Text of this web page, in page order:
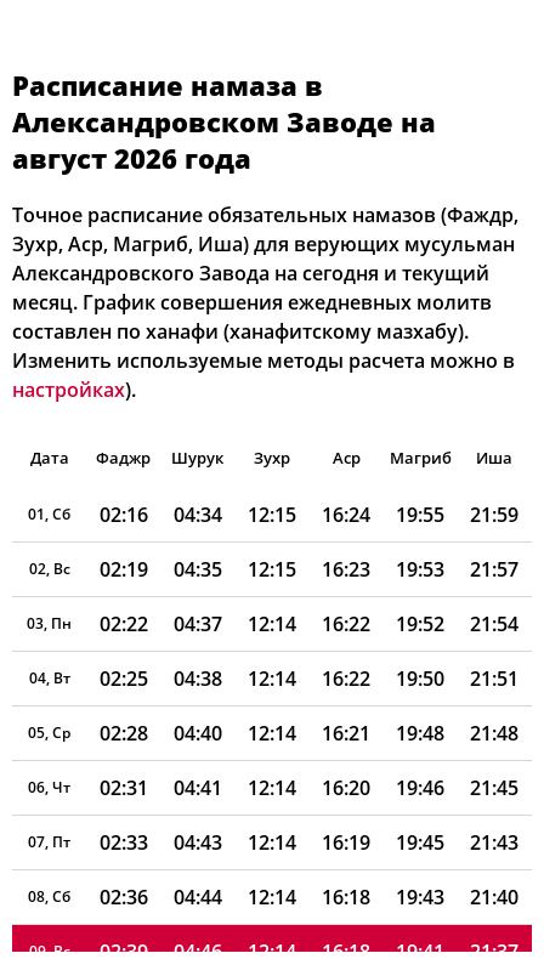
Расписание намаза в
Александровском Заводе на
август 2026 года
Точное расписание обязательных намазов (Фаждр,
Зухр, Аср, Магриб, Иша) для верующих мусульман
Александровского Завода на сегодня и текущий
месяц. График совершения ежедневных молитв
составлен по ханафи (ханафитскому мазхабу).
Изменить используемые методы расчета можно в
настройках).
Дата Фаджр Шурук Зухр Аср Магриб Иша
01, Сб 02:16 04:34 12:15 16:24 19:55 21:59
02, Вс 02:19 04:35 12:15 16:23 19:53 21:57
03, Пн 02:22 04:37 12:14 16:22 19:52 21:54
04, Вт 02:25 04:38 12:14 16:22 19:50 21:51
05, Ср 02:28 04:40 12:14 16:21 19:48 21:48
06, Чт 02:31 04:41 12:14 16:20 19:46 21:45
07, Пт 02:33 04:43 12:14 16:19 19:45 21:43
08, Сб 02:36 04:44 12:14 16:18 19:43 21:40
09, Вс 02:39 04:46 12:14 16:18 19:41 21:37